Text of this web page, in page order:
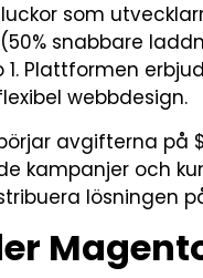
som
snabbare
1. Plattformen
webbdesign.
avgifterna på
kampanjer och
lösningen